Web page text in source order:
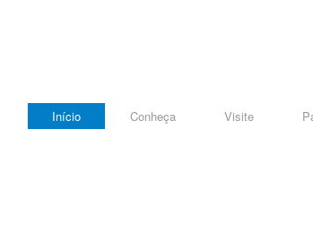
Início Conheça Visite